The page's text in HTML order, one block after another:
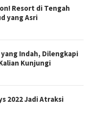
Resort di Tengah
yang Asri
Indah, Dilengkapi
Kunjungi
2022 Jadi Atraksi